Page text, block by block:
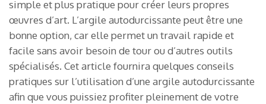
simple et plus pratique pour créer leurs propres
œuvres d’art. L’argile autodurcissante peut être une
bonne option, car elle permet un travail rapide et
facile sans avoir besoin de tour ou d’autres outils
spécialisés. Cet article fournira quelques conseils
pratiques sur l’utilisation d’une argile autodurcissante
afin que vous puissiez profiter pleinement de votre